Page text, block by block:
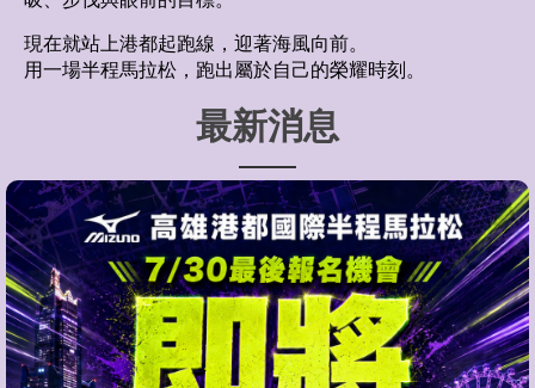
現在就站上港都起跑線，迎著海風向前。
用一場半程馬拉松，跑出屬於自己的榮耀時刻。
最新消息